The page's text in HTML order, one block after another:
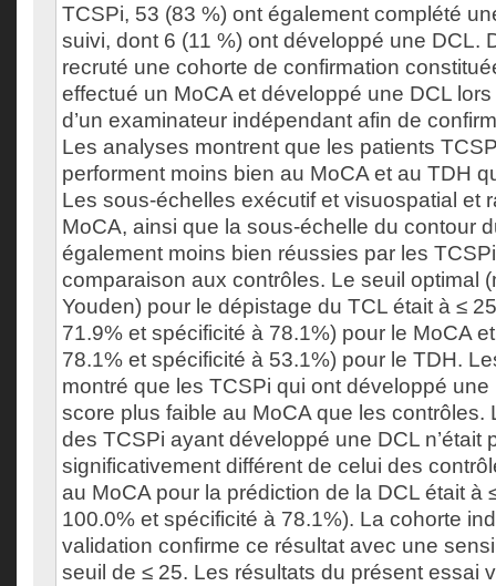
TCSPi, 53 (83 %) ont également complété
suivi, dont 6 (11 %) ont développé une DCL.
recruté une cohorte de confirmation
effectué un MoCA et développé une DCL
d’un examinateur indépendant afin de
Les analyses montrent que les patients
performent moins bien au MoCA et au TDH
Les sous-échelles exécutif et visuospatial et
MoCA, ainsi que la sous-échelle du contour
également moins bien réussies par les
comparaison aux contrôles. Le seuil optimal
Youden) pour le dépistage du TCL était à ≤
71.9% et spécificité à 78.1%) pour le MoCA
78.1% et spécificité à 53.1%) pour le TDH.
montré que les TCSPi qui ont développé
score plus faible au MoCA que les contrôles.
des TCSPi ayant développé une DCL n’était
significativement différent de celui des
au MoCA pour la prédiction de la DCL était à
100.0% et spécificité à 78.1%). La cohorte
validation confirme ce résultat avec une
seuil de ≤ 25. Les résultats du présent essai